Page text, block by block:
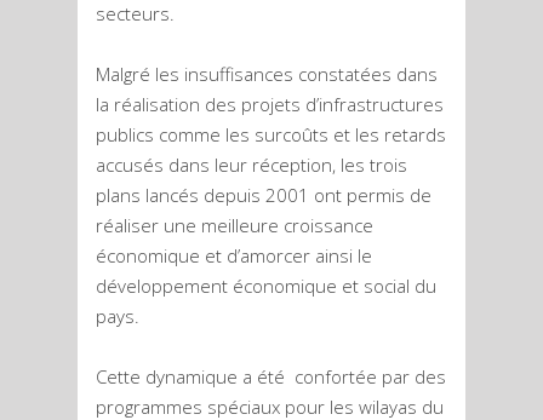
secteurs.
Malgré les insuffisances constatées dans
la réalisation des projets d’infrastructures
publics comme les surcoûts et les retards
accusés dans leur réception, les trois
plans lancés depuis 2001 ont permis de
réaliser une meilleure croissance
économique et d’amorcer ainsi le
développement économique et social du
pays.
Cette dynamique a été confortée par des
programmes spéciaux pour les wilayas du